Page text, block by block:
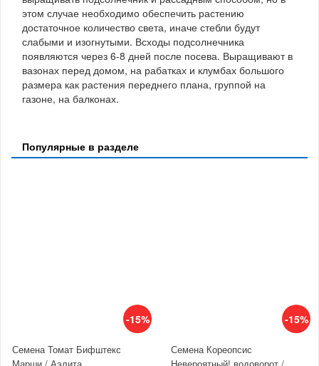
этом случае необходимо обеспечить растению
достаточное количество света, иначе стебли будут
слабыми и изогнутыми. Всходы подсолнечника
появляются через 6-8 дней после посева. Выращивают в
вазонах перед домом, на рабатках и клумбах большого
размера как растения переднего плана, группой на
газоне, на балконах.
Популярные в разделе
-15%
Семена Томат Бифштекс
-15%
Семена Кореопсис